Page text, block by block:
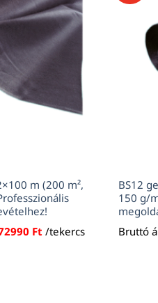
m (200 m²,
FtCurrent
/tekercs
BS12
150 g/
Bruttó